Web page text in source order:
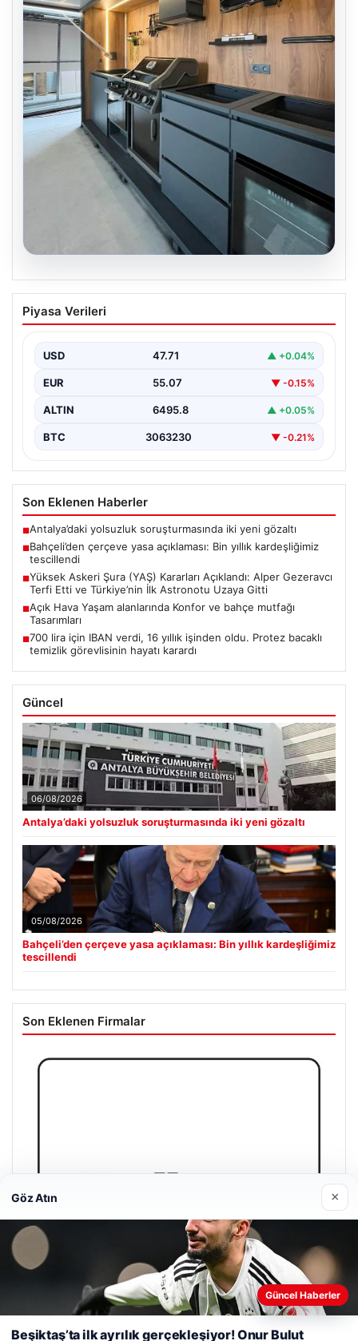
04.08.2026
Açık Hava Yaşam alanlarında Konfor ve
bahçe mutfağı Tasarımları
değerli alanlarından bir tanesi gelmiştir. Yeşille iç…
Piyasa Verileri
USD 47.71 ▲ +0.04%
EUR 55.07 ▼ -0.15%
ALTIN 6495.8 ▲ +0.05%
BTC 3063230 ▼ -0.21%
Son Eklenen Haberler
■Antalya’daki yolsuzluk soruşturmasında iki yeni gözaltı
■Bahçeli’den çerçeve yasa açıklaması: Bin yıllık kardeşliğimiz
tescillendi
■Yüksek Askeri Şura (YAŞ) Kararları Açıklandı: Alper Gezeravcı
Terfi Etti ve Türkiye’nin İlk Astronotu Uzaya Gitti
■Açık Hava Yaşam alanlarında Konfor ve bahçe mutfağı
Tasarımları
■700 lira için IBAN verdi, 16 yıllık işinden oldu. Protez bacaklı
temizlik görevlisinin hayatı karardı
Güncel
06/08/2026
Antalya’daki yolsuzluk soruşturmasında iki yeni gözaltı
05/08/2026
Bahçeli’den çerçeve yasa açıklaması: Bin yıllık kardeşliğimiz
tescillendi
Son Eklenen Firmalar
Web sitemizi nasıl kullandığınızı daha iyi anlayabilmek,
Göz Atın ×
Güncel Haberler
Beşiktaş’ta ilk ayrılık gerçekleşiyor! Onur Bulut